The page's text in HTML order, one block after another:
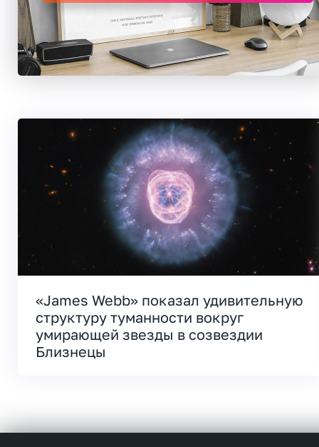
«James Webb» показал удивительную
структуру туманности вокруг
умирающей звезды в созвездии
Близнецы